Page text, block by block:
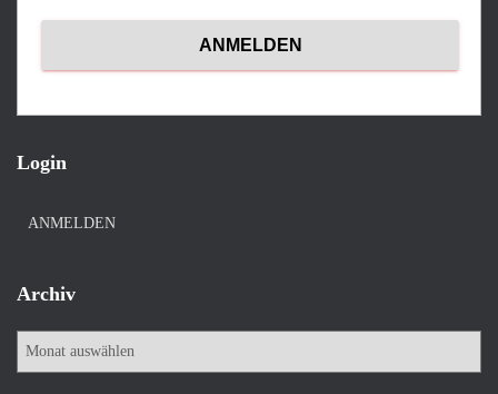
Login
ANMELDEN
Archiv
A